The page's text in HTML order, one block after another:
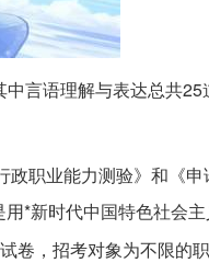
言语理解与表达总共25
政职业能力测验》和《
*新时代中国特色社会
卷，招考对象为不限的职